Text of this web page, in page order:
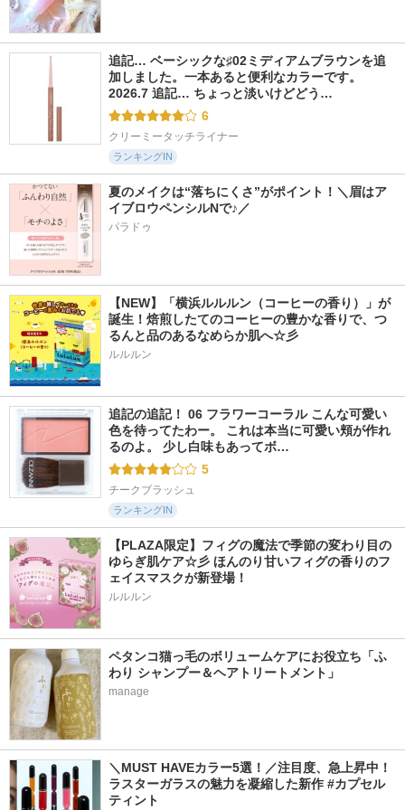
追記… ベーシックな♯02ミディアムブラウンを追
加しました。一本あると便利なカラーです。
2026.7 追記… ちょっと淡いけどどう…
6
クリーミータッチライナー
ランキングIN
夏のメイクは“落ちにくさ”がポイント！＼眉はア
イブロウペンシルNで♪／
パラドゥ
【NEW】「横浜ルルルン（コーヒーの香り）」が
誕生！焙煎したてのコーヒーの豊かな香りで、つ
るんと品のあるなめらか肌へ☆彡
ルルルン
追記の追記！ 06 フラワーコーラル こんな可愛い
色を待ってたわー。 これは本当に可愛い頬が作れ
るのよ。 少し白味もあってボ…
5
チークブラッシュ
ランキングIN
【PLAZA限定】フィグの魔法で季節の変わり目の
ゆらぎ肌ケア☆彡 ほんのり甘いフィグの香りのフ
ェイスマスクが新登場！
ルルルン
ペタンコ猫っ毛のボリュームケアにお役立ち「ふ
わり シャンプー＆ヘアトリートメント」
manage
＼MUST HAVEカラー5選！／注目度、急上昇中！
ラスターガラスの魅力を凝縮した新作 #カプセル
ティント